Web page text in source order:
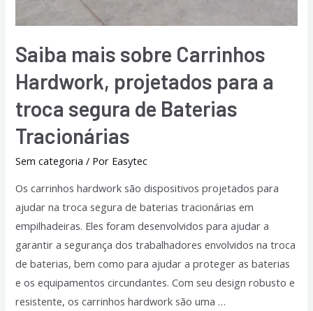
Saiba mais sobre Carrinhos
Hardwork, projetados para a
troca segura de Baterias
Tracionárias
Sem categoria / Por Easytec
Os carrinhos hardwork são dispositivos projetados para
ajudar na troca segura de baterias tracionárias em
empilhadeiras. Eles foram desenvolvidos para ajudar a
garantir a segurança dos trabalhadores envolvidos na troca
de baterias, bem como para ajudar a proteger as baterias
e os equipamentos circundantes. Com seu design robusto e
resistente, os carrinhos hardwork são uma …